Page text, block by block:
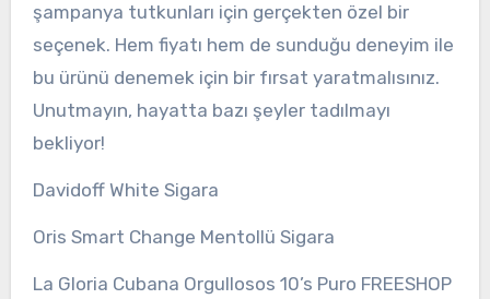
şampanya tutkunları için gerçekten özel bir
seçenek. Hem fiyatı hem de sunduğu deneyim ile
bu ürünü denemek için bir fırsat yaratmalısınız.
Unutmayın, hayatta bazı şeyler tadılmayı
bekliyor!
Davidoff White Sigara
Oris Smart Change Mentollü Sigara
La Gloria Cubana Orgullosos 10’s Puro FREESHOP